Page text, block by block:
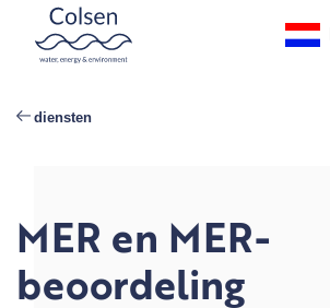
en
diensten
MER en MER-
beoordeling